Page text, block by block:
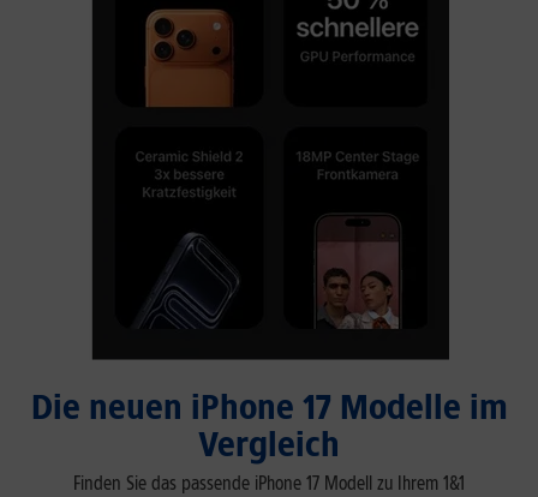
Die neuen iPhone 17 Modelle im
Vergleich
Finden Sie das passende iPhone 17 Modell zu Ihrem 1&1